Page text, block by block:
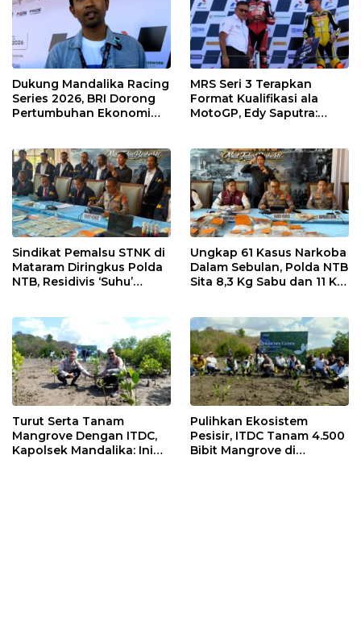
Dukung Mandalika Racing
Series 2026, BRI Dorong
Pertumbuhan Ekonomi
MRS Seri 3 Terapkan
Format Kualifikasi ala
MotoGP, Edy Saputra:
Sindikat Pemalsu STNK di
Mataram Diringkus Polda
NTB, Residivis ‘Suhu’
Ungkap 61 Kasus Narkoba
Dalam Sebulan, Polda NTB
Sita 8,3 Kg Sabu dan 11 Kg
Turut Serta Tanam
Mangrove Dengan ITDC,
Kapolsek Mandalika: Ini
Pulihkan Ekosistem
Pesisir, ITDC Tanam 4.500
Bibit Mangrove di